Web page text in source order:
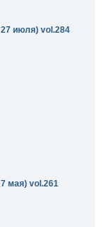
июля) vol.284
мая) vol.261